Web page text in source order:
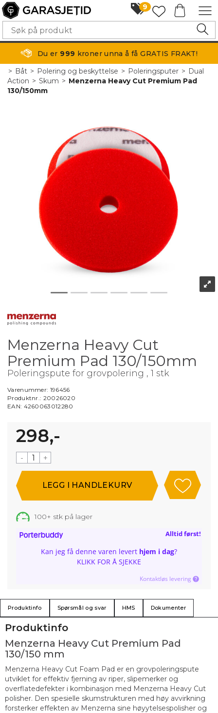
9
Du er 999 kroner unna å få GRATIS FRAKT!
> Båt> Polering og beskyttelse> Poleringsputer> Dual
Action>Skum>Menzerna Heavy Cut Premium Pad
130/150mm
Menzerna Heavy Cut
Premium Pad 130/150mm
Poleringspute for grovpolering , 1 stk
Varenummer: 196456
Produktnr.: 20026020
EAN: 4260063012280
298,-
- +
100+ stk på lager
Alltid først!
Kan jeg få denne varen levert hjem i dag?
KLIKK FOR Å SJEKKE
Kontaktløs levering
Produktinfo Spørsmål og svar HMS Dokumenter
Produktinfo
Menzerna Heavy Cut Premium Pad
130/150 mm
Menzerna Heavy Cut Foam Pad er en grovpoleringspute
utviklet for effektiv fjerning av riper, slipemerker og
overflatedefekter i kombinasjon med Menzerna Heavy Cut
polisher. Den spesielle skumstrukturen med høy avvirkning
forsterker effekten av Menzerna sine høyytelsespolisher og